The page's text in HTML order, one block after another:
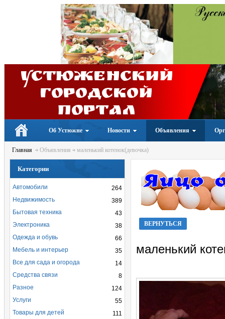
Устюженский
Городской
портал
Об Устюжне Новости Объявления
Главная Объявления маленький котенок(девочка)
ВЕРНУТЬСЯ
маленький
Категории
264
Автомобили
389
Недвижимость
43
Бытовая техника
38
Электроника
66
Одежда и обувь
35
Мебель и интерьер
14
Все для сада и огорода
8
Средства связи
124
Разное
55
Услуги
111
Товары для детей